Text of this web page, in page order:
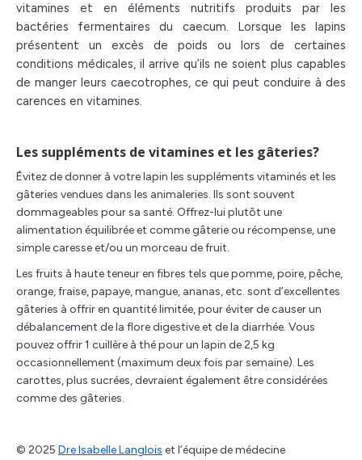
vitamines et en éléments nutritifs produits par les
bactéries fermentaires du caecum. Lorsque les lapins
présentent un excès de poids ou lors de certaines
conditions médicales, il arrive qu’ils ne soient plus capables
de manger leurs caecotrophes, ce qui peut conduire à des
carences en vitamines.
Les suppléments de vitamines et les gâteries?
Évitez de donner à votre lapin les suppléments vitaminés et les
gâteries vendues dans les animaleries. Ils sont souvent
dommageables pour sa santé. Offrez-lui plutôt une
alimentation équilibrée et comme gâterie ou récompense, une
simple caresse et/ou un morceau de fruit.
Les fruits à haute teneur en fibres tels que pomme, poire, pêche,
orange, fraise, papaye, mangue, ananas, etc. sont d’excellentes
gâteries à offrir en quantité limitée, pour éviter de causer un
débalancement de la flore digestive et de la diarrhée. Vous
pouvez offrir 1 cuillère à thé pour un lapin de 2,5 kg
occasionnellement (maximum deux fois par semaine). Les
carottes, plus sucrées, devraient également être considérées
comme des gâteries.
© 2025 Dre Isabelle Langlois et l’équipe de médecine